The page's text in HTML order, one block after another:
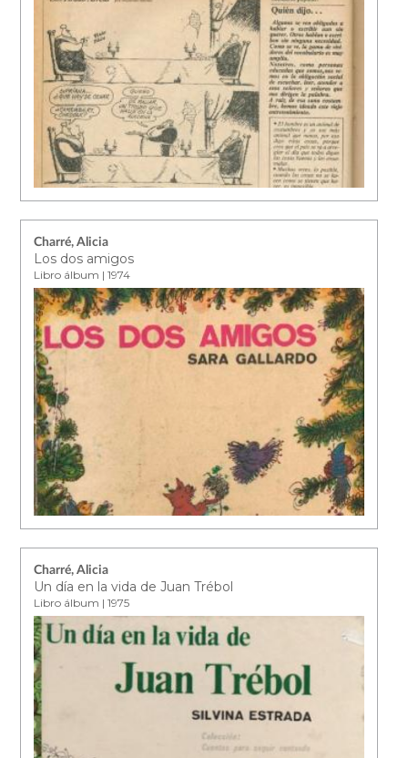
Charré, Alicia
Los dos amigos
Libro álbum | 1974
Charré, Alicia
Un día en la vida de Juan Trébol
Libro álbum | 1975